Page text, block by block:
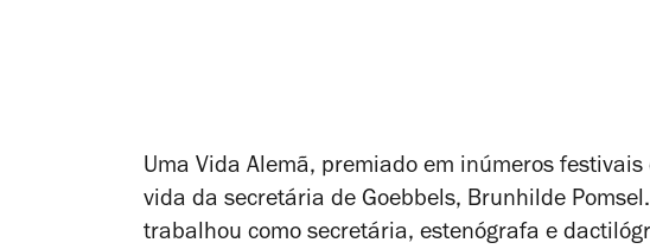
Uma Vida Alemã, premiado em inúmeros
vida da secretária de Goebbels, Brunhilde
trabalhou como secretária, estenógrafa e